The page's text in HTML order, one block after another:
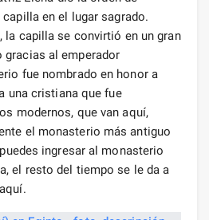
en el lugar sagrado.
la capilla se convirtió en un gran
gracias al emperador
fue nombrado en honor a
una cristiana que fue
modernos, que van aquí,
el monasterio más antiguo
ingresar al monasterio
el resto del tiempo se le da a